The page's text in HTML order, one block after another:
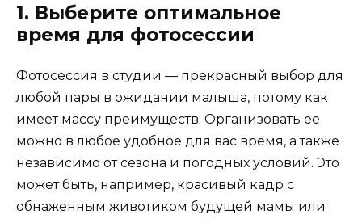
1. Выберите оптимальное
время для фотосессии
Фотосессия в студии — прекрасный выбор для
любой пары в ожидании малыша, потому как
имеет массу преимуществ. Организовать ее
можно в любое удобное для вас время, а также
независимо от сезона и погодных условий. Это
может быть, например, красивый кадр с
обнаженным животиком будущей мамы или